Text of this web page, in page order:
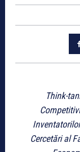
Think-
Cercetări al